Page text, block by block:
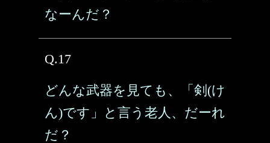
なーんだ？
Q.17
どんな武器を見ても、「剣(け
ん)です」と言う老人、だーれ
だ？